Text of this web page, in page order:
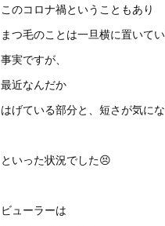
このコロナ禍ということもあり
まつ毛のことは一旦横に置いて
事実ですが、
最近なんだか
はげている部分と、短さが気に
といった状況でした😣
ビューラーは